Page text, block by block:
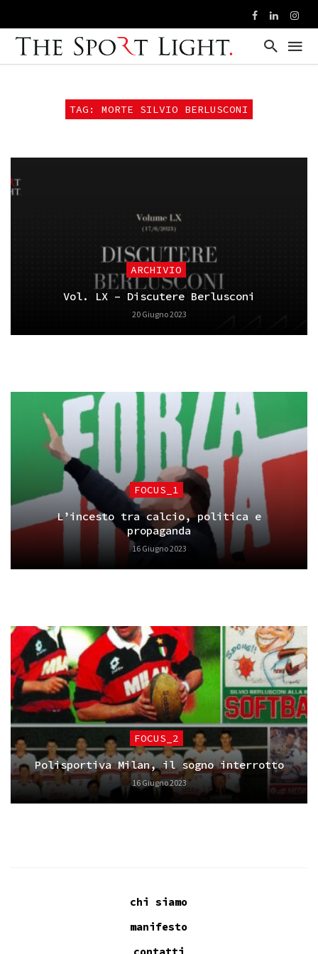
TAG: MORTE SILVIO BERLUSCONI
ARCHIVIO
Vol. LX – Discutere Berlusconi
20 Giugno 2023
FOCUS_1
L’incesto tra calcio, politica e
propaganda
16 Giugno 2023
FOCUS_2
Polisportiva Milan, il sogno interrotto
16 Giugno 2023
chi siamo
manifesto